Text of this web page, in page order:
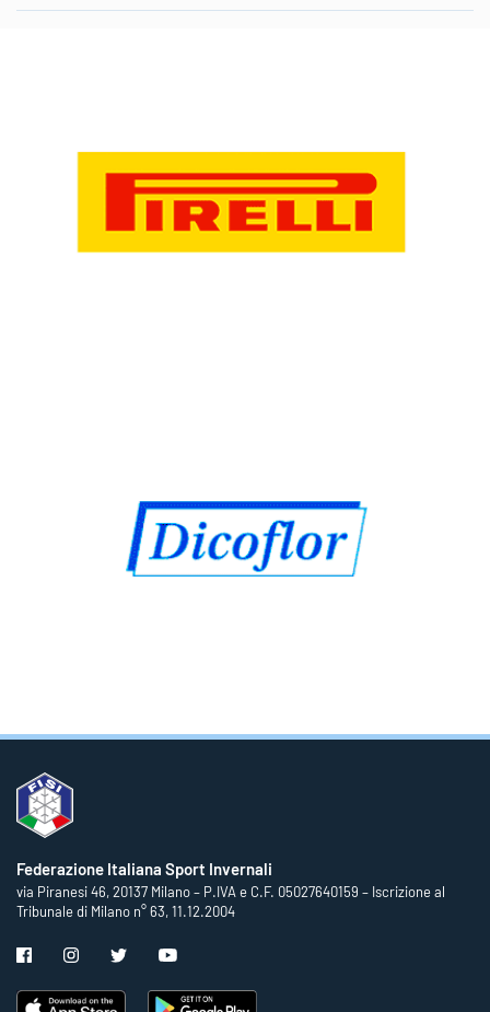
Federazione Italiana Sport Invernali
via Piranesi 46, 20137 Milano – P.IVA e C.F. 05027640159 – Iscrizione al
Tribunale di Milano n° 63, 11.12.2004